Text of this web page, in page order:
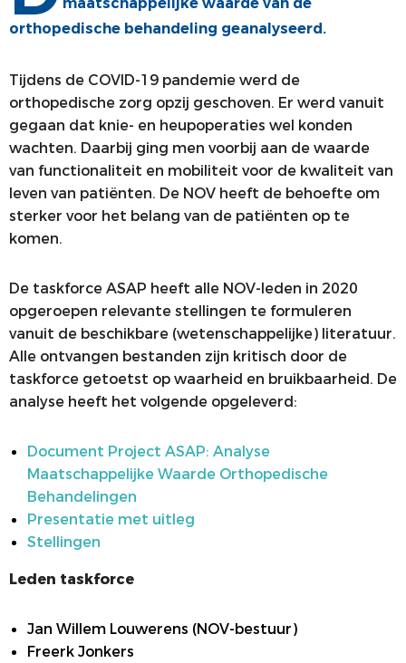
COMMUNICATIE
PRIJZEN
MEDISCHE INDUSTRIE
JONGE KLAREN
orthopedische behandeling geanalyseerd.
Tijdens de COVID-19 pandemie werd de
orthopedische zorg opzij geschoven. Er werd vanuit
gegaan dat knie- en heupoperaties wel konden
wachten. Daarbij ging men voorbij aan de waarde
van functionaliteit en mobiliteit voor de kwaliteit van
leven van patiënten. De NOV heeft de behoefte om
sterker voor het belang van de patiënten op te
komen.
De taskforce ASAP heeft alle NOV-leden in 2020
opgeroepen relevante stellingen te formuleren
vanuit de beschikbare (wetenschappelijke) literatuur.
Alle ontvangen bestanden zijn kritisch door de
taskforce getoetst op waarheid en bruikbaarheid. De
analyse heeft het volgende opgeleverd:
Document Project ASAP: Analyse
Maatschappelijke Waarde Orthopedische
Behandelingen
Presentatie met uitleg
Stellingen
Leden taskforce
Jan Willem Louwerens (NOV-bestuur)
Freerk Jonkers